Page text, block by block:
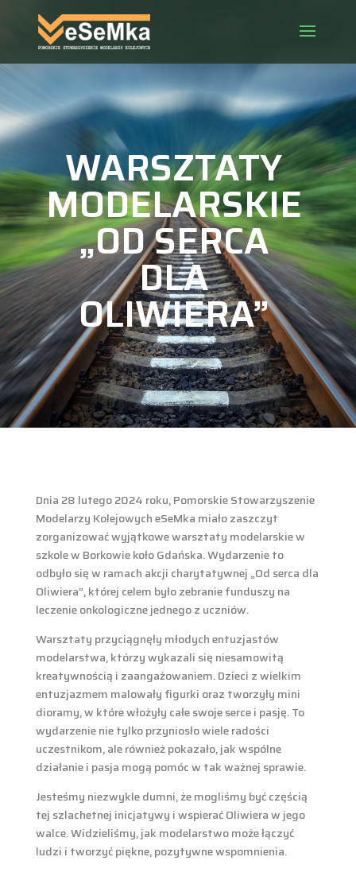
WARSZTATY
MODELARSKIE
„OD SERCA
DLA
OLIWIERA”
Dnia 28 lutego 2024 roku, Pomorskie Stowarzyszenie
Modelarzy Kolejowych eSeMka miało zaszczyt
zorganizować wyjątkowe warsztaty modelarskie w
szkole w Borkowie koło Gdańska. Wydarzenie to
odbyło się w ramach akcji charytatywnej „Od serca dla
Oliwiera”, której celem było zebranie funduszy na
leczenie onkologiczne jednego z uczniów.
Warsztaty przyciągnęły młodych entuzjastów
modelarstwa, którzy wykazali się niesamowitą
kreatywnością i zaangażowaniem. Dzieci z wielkim
entuzjazmem malowały figurki oraz tworzyły mini
dioramy, w które włożyły całe swoje serce i pasję. To
wydarzenie nie tylko przyniosło wiele radości
uczestnikom, ale również pokazało, jak wspólne
działanie i pasja mogą pomóc w tak ważnej sprawie.
Jesteśmy niezwykle dumni, że mogliśmy być częścią
tej szlachetnej inicjatywy i wspierać Oliwiera w jego
walce. Widzieliśmy, jak modelarstwo może łączyć
ludzi i tworzyć piękne, pozytywne wspomnienia.